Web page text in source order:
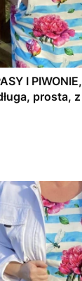
I
prosta,